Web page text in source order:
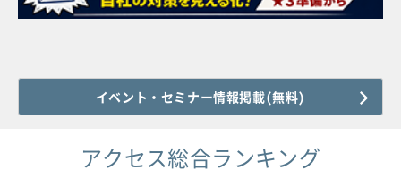
イベント・セミナー情報掲載(無料)
アクセス総合ランキング